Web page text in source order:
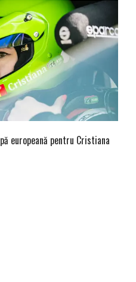
europeană pentru Cristiana